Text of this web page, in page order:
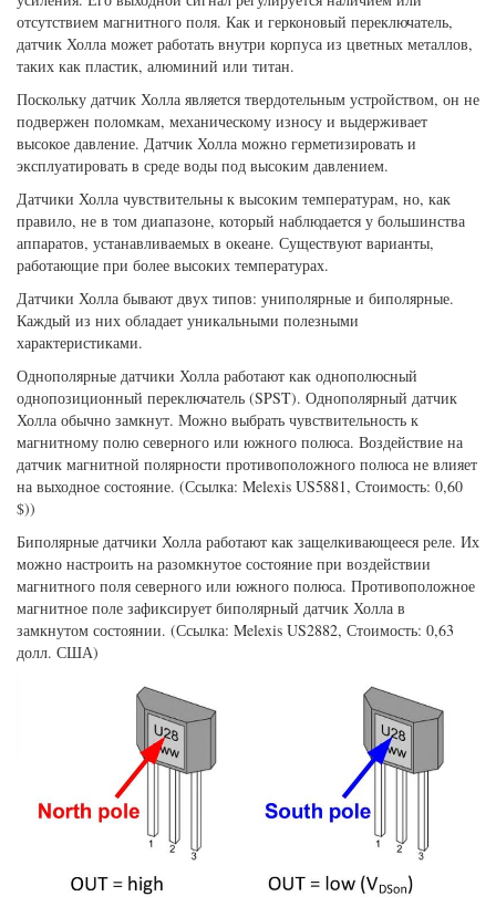
отсутствием магнитного поля. Как и герконовый переключатель,
датчик Холла может работать внутри корпуса из цветных металлов,
таких как пластик, алюминий или титан.
Поскольку датчик Холла является твердотельным устройством, он не
подвержен поломкам, механическому износу и выдерживает
высокое давление. Датчик Холла можно герметизировать и
эксплуатировать в среде воды под высоким давлением.
Датчики Холла чувствительны к высоким температурам, но, как
правило, не в том диапазоне, который наблюдается у большинства
аппаратов, устанавливаемых в океане. Существуют варианты,
работающие при более высоких температурах.
Датчики Холла бывают двух типов: униполярные и биполярные.
Каждый из них обладает уникальными полезными
характеристиками.
Однополярные датчики Холла работают как однополюсный
однопозиционный переключатель (SPST). Однополярный датчик
Холла обычно замкнут. Можно выбрать чувствительность к
магнитному полю северного или южного полюса. Воздействие на
датчик магнитной полярности противоположного полюса не влияет
на выходное состояние. (Ссылка: Melexis US5881, Стоимость: 0,60
$))
Биполярные датчики Холла работают как защелкивающееся реле. Их
можно настроить на разомкнутое состояние при воздействии
магнитного поля северного или южного полюса. Противоположное
магнитное поле зафиксирует биполярный датчик Холла в
замкнутом состоянии. (Ссылка: Melexis US2882, Стоимость: 0,63
долл. США)